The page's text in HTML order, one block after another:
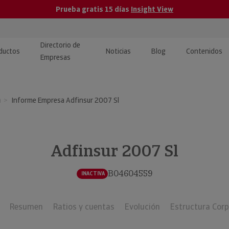
Prueba gratis 15 días Insight View
· Recuperación de
Directorio de
Empresas
Noticias Blog Contenidos
y tutoriales
Investigada
Informe Empresa Adfinsur 2007 Sl
Adfinsur 2007 Sl
INACTIVA B04604559
Resumen Ratios y cuentas Evolución Estructura